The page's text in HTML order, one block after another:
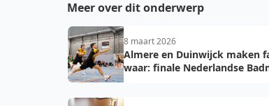
Meer over dit onderwerp
8 maart 2026
Almere en Duinwijck maken
waar: finale Nederlandse